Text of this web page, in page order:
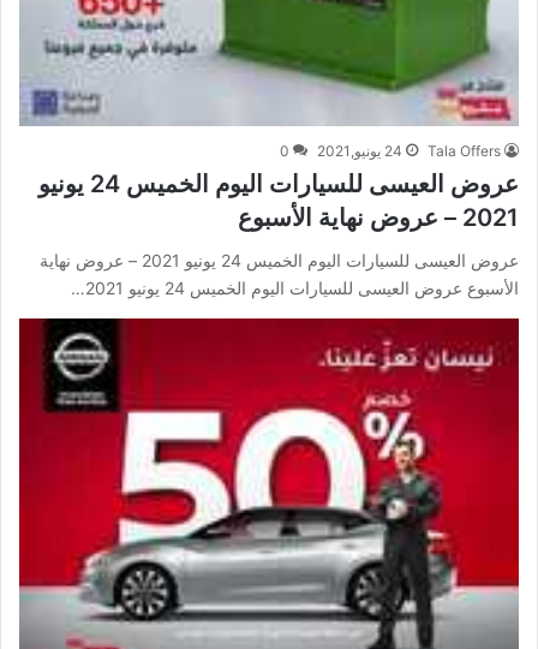
Tala Offers 24 يونيو,2021 0
عروض العيسى للسيارات اليوم الخميس 24 يونيو
2021 – عروض نهاية الأسبوع
عروض العيسى للسيارات اليوم الخميس 24 يونيو 2021 – عروض نهاية
الأسبوع عروض العيسى للسيارات اليوم الخميس 24 يونيو 2021…